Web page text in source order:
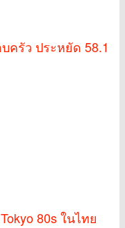
ครัว ประหยัด 58.1
80s ในไทย